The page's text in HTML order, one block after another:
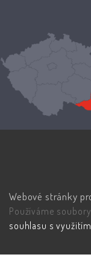
Webové stránky
Používáme
souhlasu s